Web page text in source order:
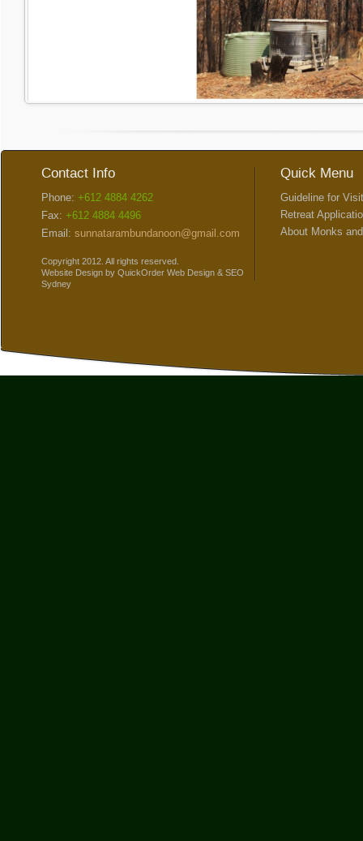
Contact Info
Phone: +612 4884 4262
Fax: +612 4884 4496
Email: sunnatarambundanoon@gmail.com
Copyright 2012. All rights reserved.
Website Design by QuickOrder Web Design & SEO
Sydney
Quick Menu
Guideline for
Retreat
About Monks